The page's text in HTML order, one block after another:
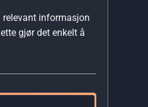
informasjon
gjør det enkelt å